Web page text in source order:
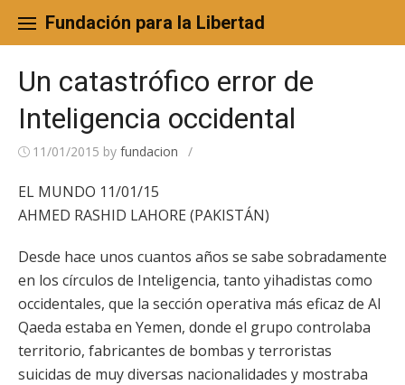
content
Fundación para la Libertad
Un catastrófico error de
Inteligencia occidental
11/01/2015 by fundacion /
EL MUNDO 11/01/15
AHMED RASHID LAHORE (PAKISTÁN)
Desde hace unos cuantos años se sabe sobradamente
en los círculos de Inteligencia, tanto yihadistas como
occidentales, que la sección operativa más eficaz de Al
Qaeda estaba en Yemen, donde el grupo controlaba
territorio, fabricantes de bombas y terroristas
suicidas de muy diversas nacionalidades y mostraba